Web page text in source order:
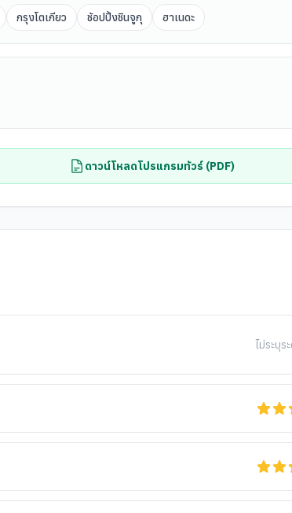
กรุงโตเกียว ช้อปปิ้งชินจูกุ ฮาเนดะ
ดาวน์โหลดโปรแกรมทัวร์ (PDF)
ไม่ระบุร